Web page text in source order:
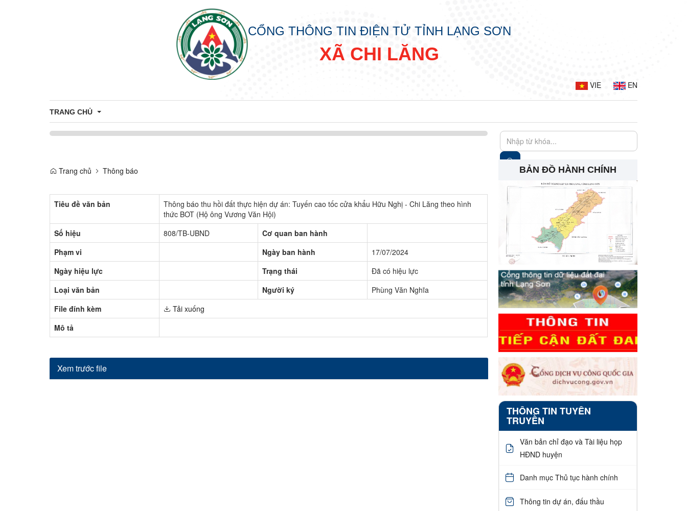
CỔNG THÔNG TIN ĐIỆN TỬ TỈNH LẠNG SƠN
XÃ CHI LĂNG
VIE EN
TRANG CHỦ
Thông tin chung
Trang chủ Thông báo
Tiêu đề văn bản
Thông báo thu hồi đất thực hiện dự án: Tuyến cao tốc cửa khẩu Hữu Nghị - Chi Lăng theo hình
thức BOT (Hộ ông Vương Văn Hội)
Số hiệu
808/TB-UBND
Cơ quan ban hành
Phạm vi
Ngày ban hành
17/07/2024
Ngày hiệu lực
Trạng thái
Đã có hiệu lực
Loại văn bản
Người ký
Phùng Văn Nghĩa
File đính kèm
Tải xuống
Mô tả
Xem trước file
BẢN ĐỒ HÀNH CHÍNH
THÔNG TIN TUYÊN
TRUYỀN
Văn bản chỉ đạo và Tài liệu họp
HĐND huyện
Danh mục Thủ tục hành chính
Thông tin dự án, đấu thầu